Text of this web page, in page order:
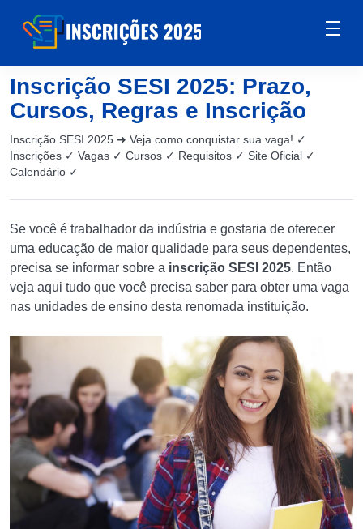
Inscrição SESI 2025: Prazo,
Cursos, Regras e Inscrição
Inscrição SESI 2025 ➜ Veja como conquistar sua vaga! ✓
Inscrições ✓ Vagas ✓ Cursos ✓ Requisitos ✓ Site Oficial ✓
Calendário ✓
Se você é trabalhador da indústria e gostaria de oferecer
uma educação de maior qualidade para seus dependentes,
precisa se informar sobre a inscrição SESI 2025. Então
veja aqui tudo que você precisa saber para obter uma vaga
nas unidades de ensino desta renomada instituição.